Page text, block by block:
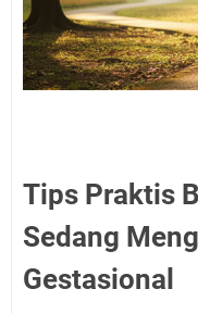
Tips Praktis
Sedang
Gestasional